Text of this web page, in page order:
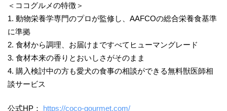
＜ココグルメの特徴＞
1. 動物栄養学専門のプロが監修し、AAFCOの総合栄養食基準
に準拠
2. 食材から調理、お届けまですべてヒューマングレード
3. 食材本来の香りとおいしさがそのまま
4. 購入検討中の方も愛犬の食事の相談ができる無料獣医師相
談サービス
公式HP： https://coco-gourmet.com/